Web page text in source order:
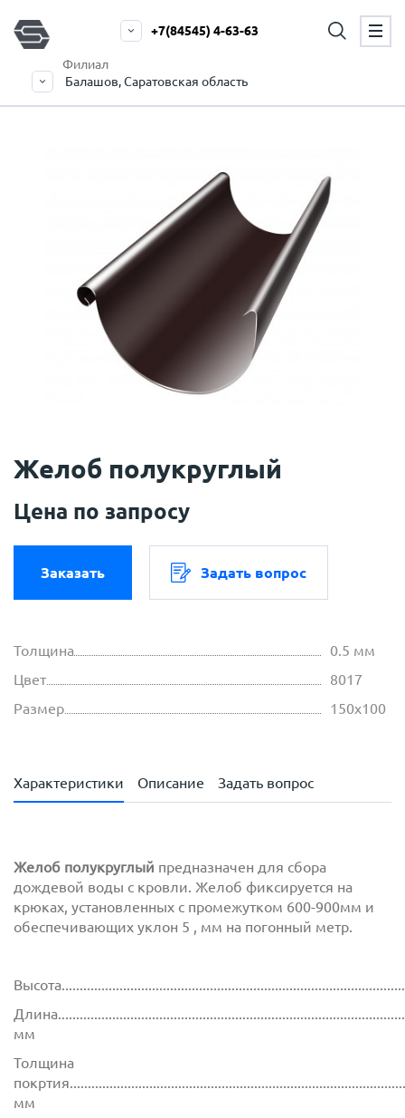
Филиал
Балашов, Саратовская область
+7(84545) 4-63-63
Желоб полукруглый
Цена по запросу
Заказать Задать вопрос
Толщина
0.5 мм
Цвет
8017
Размер
150х100
Характеристики Описание Задать вопрос
Желоб полукруглый предназначен для сбора
дождевой воды с кровли. Желоб фиксируется на
крюках, установленных с промежутком 600-900мм и
обеспечивающих уклон 5 , мм на погонный метр.
мм
Толщина
мм